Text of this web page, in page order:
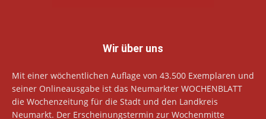
Wir über uns
Mit einer wöchentlichen Auflage von 43.500 Exemplaren und
seiner Onlineausgabe ist das Neumarkter WOCHENBLATT
die Wochenzeitung für die Stadt und den Landkreis
Neumarkt. Der Erscheinungstermin zur Wochenmitte